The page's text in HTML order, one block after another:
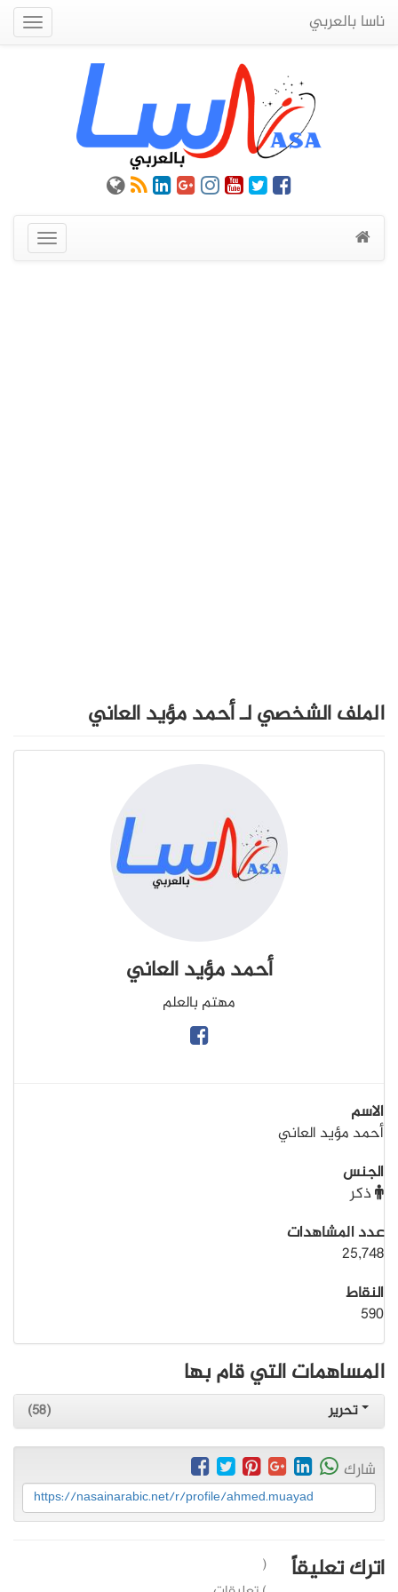
ناسا بالعربي
عرض
القائمة
الملف الشخصي لـ أحمد مؤيد العاني
أحمد مؤيد العاني
مهتم بالعلم
الاسم
أحمد مؤيد العاني
الجنس
ذكر
عدد المشاهدات
25,748
النقاط
590
المساهمات التي قام بها
تحرير (58)
شارك
https://nasainarabic.net/r/profile/ahmed.muayad
اترك تعليقاً
(